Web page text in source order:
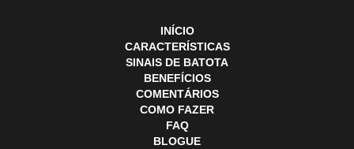
INÍCIO
CARACTERÍSTICAS
SINAIS DE BATOTA
BENEFÍCIOS
COMENTÁRIOS
COMO FAZER
FAQ
BLOGUE